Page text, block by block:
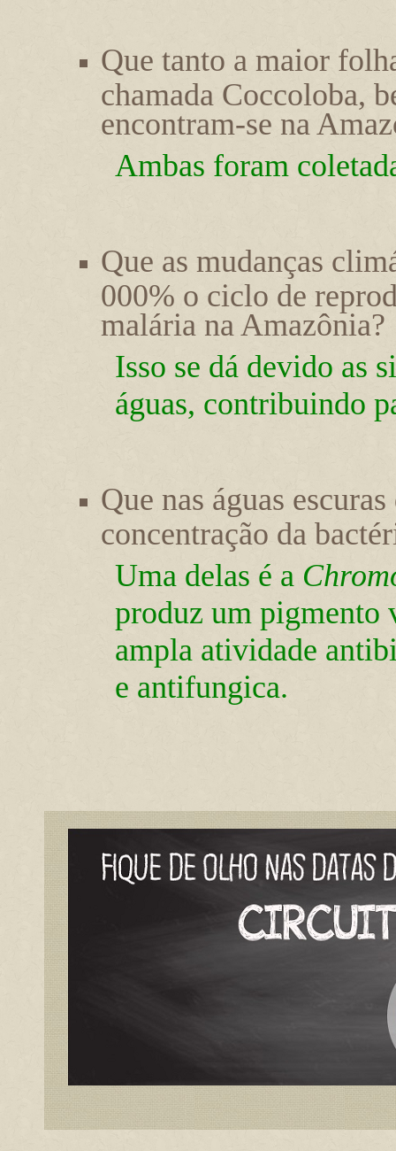
Que tanto a maior
chamada Coccoloba,
encontram-se na
Ambas foram
Que as mudanças
000% o ciclo de
malária na Amazônia?
Isso se dá devido as
águas, contribuindo
Que nas águas
concentração da
Uma delas é a
produz um pigmento
ampla atividade
e antifungica.